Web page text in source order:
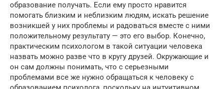
образование получать. Если ему просто нравится
помогать близким и неблизким людям, искать решение
возникшей у них проблемы и радоваться вместе с ними
положительному результату — это его выбор. Конечно,
практическим психологом в такой ситуации человека
назвать можно разве что в кругу друзей. Окружающие и
он сам должны понимать, что с серьезными
проблемами все же нужно обращаться к человеку с